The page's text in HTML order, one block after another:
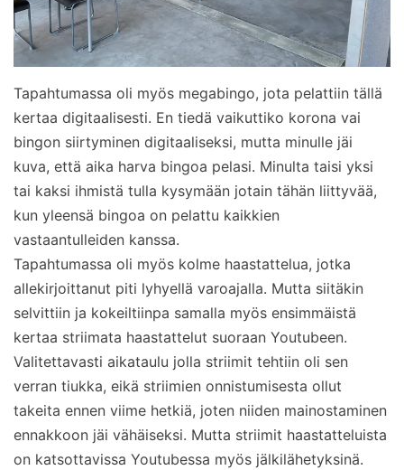
Tapahtumassa oli myös megabingo, jota pelattiin tällä
kertaa digitaalisesti. En tiedä vaikuttiko korona vai
bingon siirtyminen digitaaliseksi, mutta minulle jäi
kuva, että aika harva bingoa pelasi. Minulta taisi yksi
tai kaksi ihmistä tulla kysymään jotain tähän liittyvää,
kun yleensä bingoa on pelattu kaikkien
vastaantulleiden kanssa.
Tapahtumassa oli myös kolme haastattelua, jotka
allekirjoittanut piti lyhyellä varoajalla. Mutta siitäkin
selvittiin ja kokeiltiinpa samalla myös ensimmäistä
kertaa striimata haastattelut suoraan Youtubeen.
Valitettavasti aikataulu jolla striimit tehtiin oli sen
verran tiukka, eikä striimien onnistumisesta ollut
takeita ennen viime hetkiä, joten niiden mainostaminen
ennakkoon jäi vähäiseksi. Mutta striimit haastatteluista
on katsottavissa Youtubessa myös jälkilähetyksinä.